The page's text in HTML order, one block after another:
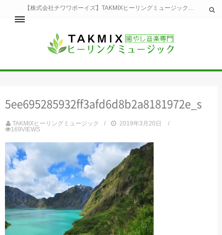
【株式会社チワワボーイズ】TAKMIXヒーリングミュージックへようこそ。TAKMIXヒーリングミュージックは貴方に特別な癒やしの時間をご提供致します。
ホーム
睡眠
美容
生活
お問い合わせ
運営会社
5ee695285932ff3afd6d8b2a8181972e_s
TAKMIXヒーリングミュージック
2019年3月20日
169VIEWS